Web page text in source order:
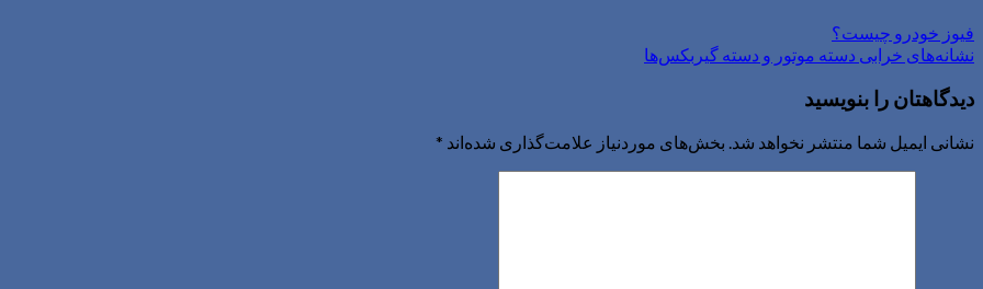
فیوز خودرو چیست؟
‌نشانه‌های خرابی دسته موتور و دسته گیربکس‌ها
دیدگاهتان را بنویسید
نشانی ایمیل شما منتشر نخواهد شد. بخش‌های موردنیاز علامت‌گذاری شده‌اند *